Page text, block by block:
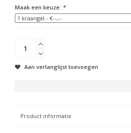
Maak een keuze: *
Aan verlanglijst toevoegen
Product informatie